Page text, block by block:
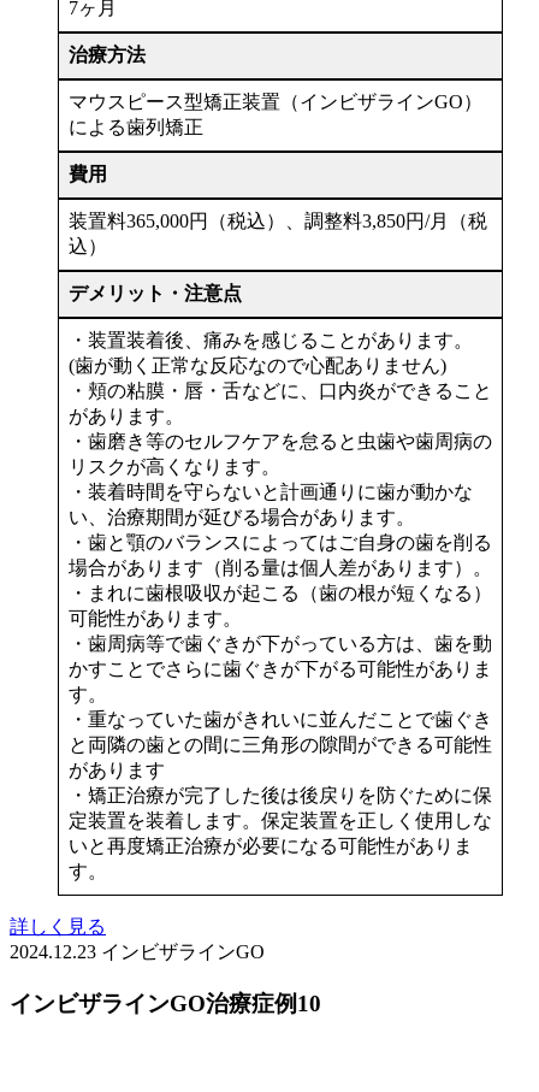
7ヶ月
治療方法
マウスピース型矯正装置（インビザラインGO）
による歯列矯正
費用
装置料365,000円（税込）、調整料3,850円/月（税
込）
デメリット・注意点
・装置装着後、痛みを感じることがあります。
(歯が動く正常な反応なので心配ありません)
・頬の粘膜・唇・舌などに、口内炎ができること
があります。
・歯磨き等のセルフケアを怠ると虫歯や歯周病の
リスクが高くなります。
・装着時間を守らないと計画通りに歯が動かな
い、治療期間が延びる場合があります。
・歯と顎のバランスによってはご自身の歯を削る
場合があります（削る量は個人差があります）。
・まれに歯根吸収が起こる（歯の根が短くなる）
可能性があります。
・歯周病等で歯ぐきが下がっている方は、歯を動
かすことでさらに歯ぐきが下がる可能性がありま
す。
・重なっていた歯がきれいに並んだことで歯ぐき
と両隣の歯との間に三角形の隙間ができる可能性
があります
・矯正治療が完了した後は後戻りを防ぐために保
定装置を装着します。保定装置を正しく使用しな
いと再度矯正治療が必要になる可能性がありま
す。
詳しく見る
2024.12.23 インビザラインGO
インビザラインGO治療症例10